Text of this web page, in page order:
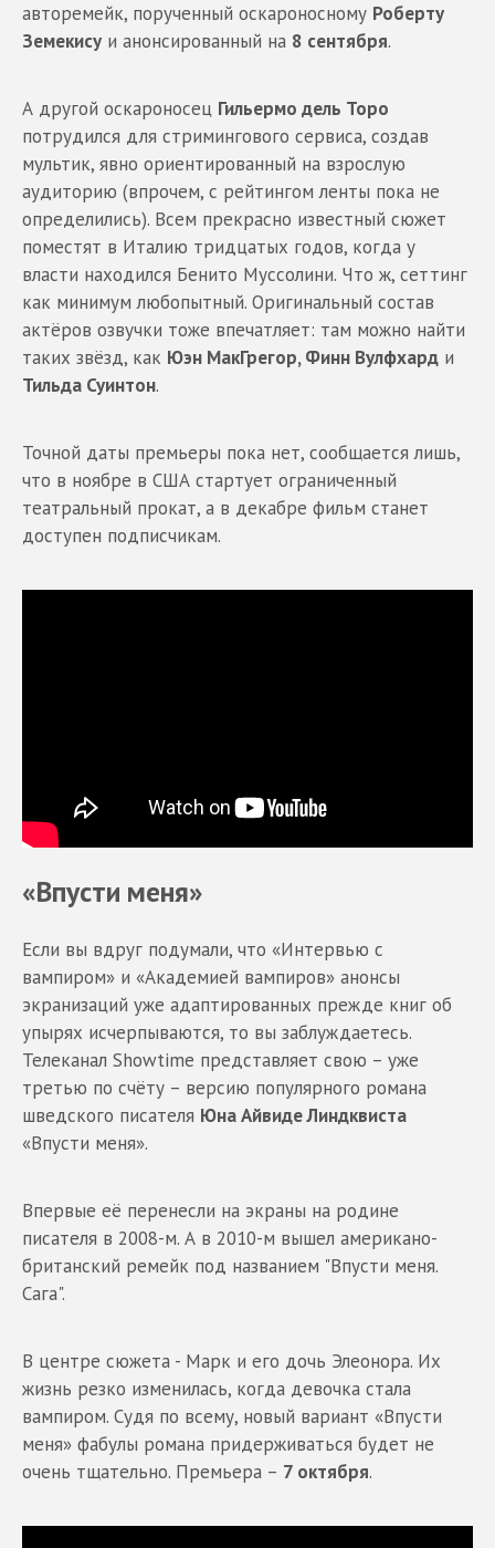
авторемейк, порученный оскароносному Роберту
Земекису и анонсированный на 8 сентября.
А другой оскароносец Гильермо дель Торо
потрудился для стримингового сервиса, создав
мультик, явно ориентированный на взрослую
аудиторию (впрочем, с рейтингом ленты пока не
определились). Всем прекрасно известный сюжет
поместят в Италию тридцатых годов, когда у
власти находился Бенито Муссолини. Что ж, сеттинг
как минимум любопытный. Оригинальный состав
актёров озвучки тоже впечатляет: там можно найти
таких звёзд, как Юэн МакГрегор, Финн Вулфхард и
Тильда Суинтон.
Точной даты премьеры пока нет, сообщается лишь,
что в ноябре в США стартует ограниченный
театральный прокат, а в декабре фильм станет
доступен подписчикам.
«Впусти меня»
Если вы вдруг подумали, что «Интервью с
вампиром» и «Академией вампиров» анонсы
экранизаций уже адаптированных прежде книг об
упырях исчерпываются, то вы заблуждаетесь.
Телеканал Showtime представляет свою – уже
третью по счёту – версию популярного романа
шведского писателя Юна Айвиде Линдквиста
«Впусти меня».
Впервые её перенесли на экраны на родине
писателя в 2008-м. А в 2010-м вышел американо-
британский ремейк под названием "Впусти меня.
Сага".
В центре сюжета - Марк и его дочь Элеонора. Их
жизнь резко изменилась, когда девочка стала
вампиром. Судя по всему, новый вариант «Впусти
меня» фабулы романа придерживаться будет не
очень тщательно. Премьера – 7 октября.